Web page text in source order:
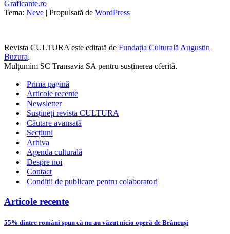
Graficante.ro
Tema: Neve | Propulsată de WordPress
Revista CULTURA este editată de Fundația Culturală Augustin
Buzura.
Mulțumim SC Transavia SA pentru susținerea oferită.
Prima pagină
Articole recente
Newsletter
Susțineți revista CULTURA
Căutare avansată
Secțiuni
Arhiva
Agenda culturală
Despre noi
Contact
Condiții de publicare pentru colaboratori
Articole recente
55% dintre români spun că nu au văzut nicio operă de Brâncuși